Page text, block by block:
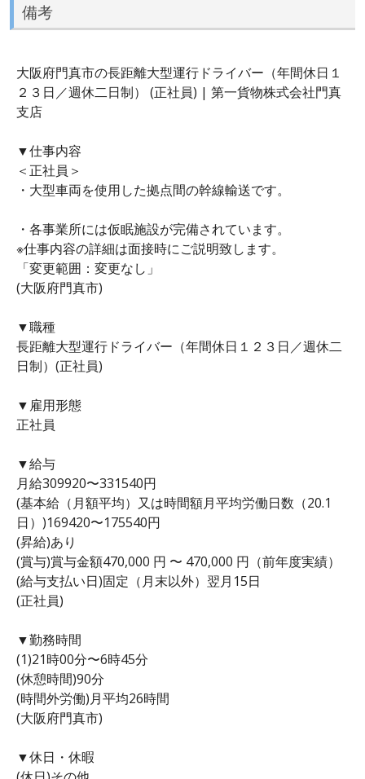
備考
大阪府門真市の長距離大型運行ドライバー（年間休日１
２３日／週休二日制） (正社員) | 第一貨物株式会社門真
支店
▼仕事内容
＜正社員＞
・大型車両を使用した拠点間の幹線輸送です。
・各事業所には仮眠施設が完備されています。
※仕事内容の詳細は面接時にご説明致します。
「変更範囲：変更なし」
(大阪府門真市)
▼職種
長距離大型運行ドライバー（年間休日１２３日／週休二
日制）(正社員)
▼雇用形態
正社員
▼給与
月給309920〜331540円
(基本給（月額平均）又は時間額月平均労働日数（20.1
日）)169420〜175540円
(昇給)あり
(賞与)賞与金額470,000 円 〜 470,000 円（前年度実績）
(給与支払い日)固定（月末以外）翌月15日
(正社員)
▼勤務時間
(1)21時00分〜6時45分
(休憩時間)90分
(時間外労働)月平均26時間
(大阪府門真市)
▼休日・休暇